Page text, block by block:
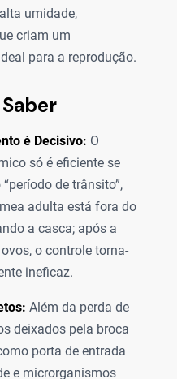
umidade,
criam um
para a reprodução.
é Decisivo: O
só é eficiente se
de trânsito”,
adulta está fora do
a casca; após a
o controle torna-
ineficaz.
Além da perda de
deixados pela broca
porta de entrada
e microrganismos